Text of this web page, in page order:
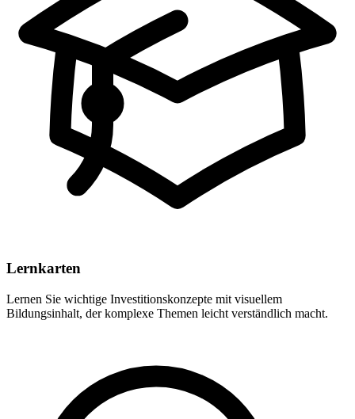
Lernkarten
Lernen Sie wichtige Investitionskonzepte mit visuellem
Bildungsinhalt, der komplexe Themen leicht verständlich macht.